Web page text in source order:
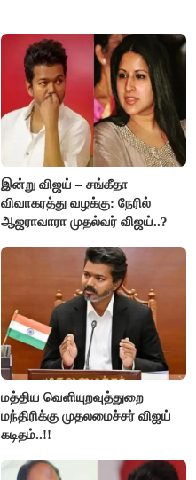
இன்று விஜய் – சங்கீதா
விவாகரத்து வழக்கு: நேரில்
ஆஜராவாரா முதல்வர் விஜய்..?
மத்திய வெளியுறவுத்துறை
மந்திரிக்கு முதலமைச்சர் விஜய்
கடிதம்..!!